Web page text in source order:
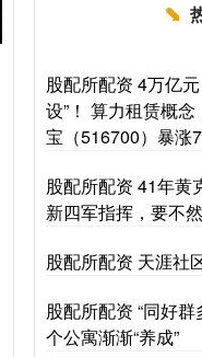
股配所配资 4万亿
设”！ 算力租赁概
宝（516700）暴涨
股配所配资 41年黄
新四军指挥，要不
股配所配资 天涯社
股配所配资 “同好
个公寓渐渐“养成”